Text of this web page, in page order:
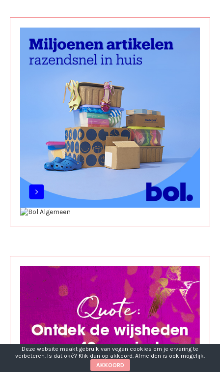
Deze website maakt gebruik van vegan cookies om je ervaring te
verbeteren. Is dat oké? Klik dan op akkoord. Afmelden is ook mogelijk.
AKKOORD